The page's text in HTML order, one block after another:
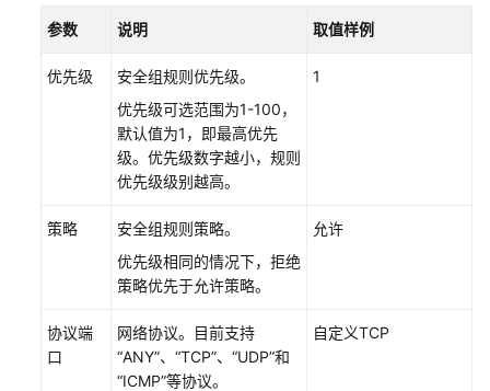
户
比
API
参数 说明 取值样例
优先级
安全组规则优先级。
优先级可选范围为1-100，
默认值为1，即最高优先
级。优先级数字越小，规则
优先级级别越高。
1
策略
安全组规则策略。
优先级相同的情况下，拒绝
策略优先于允许策略。
允许
协议端
口
网络协议。目前支持
“ANY”、“TCP”、“UDP”和
“ICMP”等协议。
自定义TCP